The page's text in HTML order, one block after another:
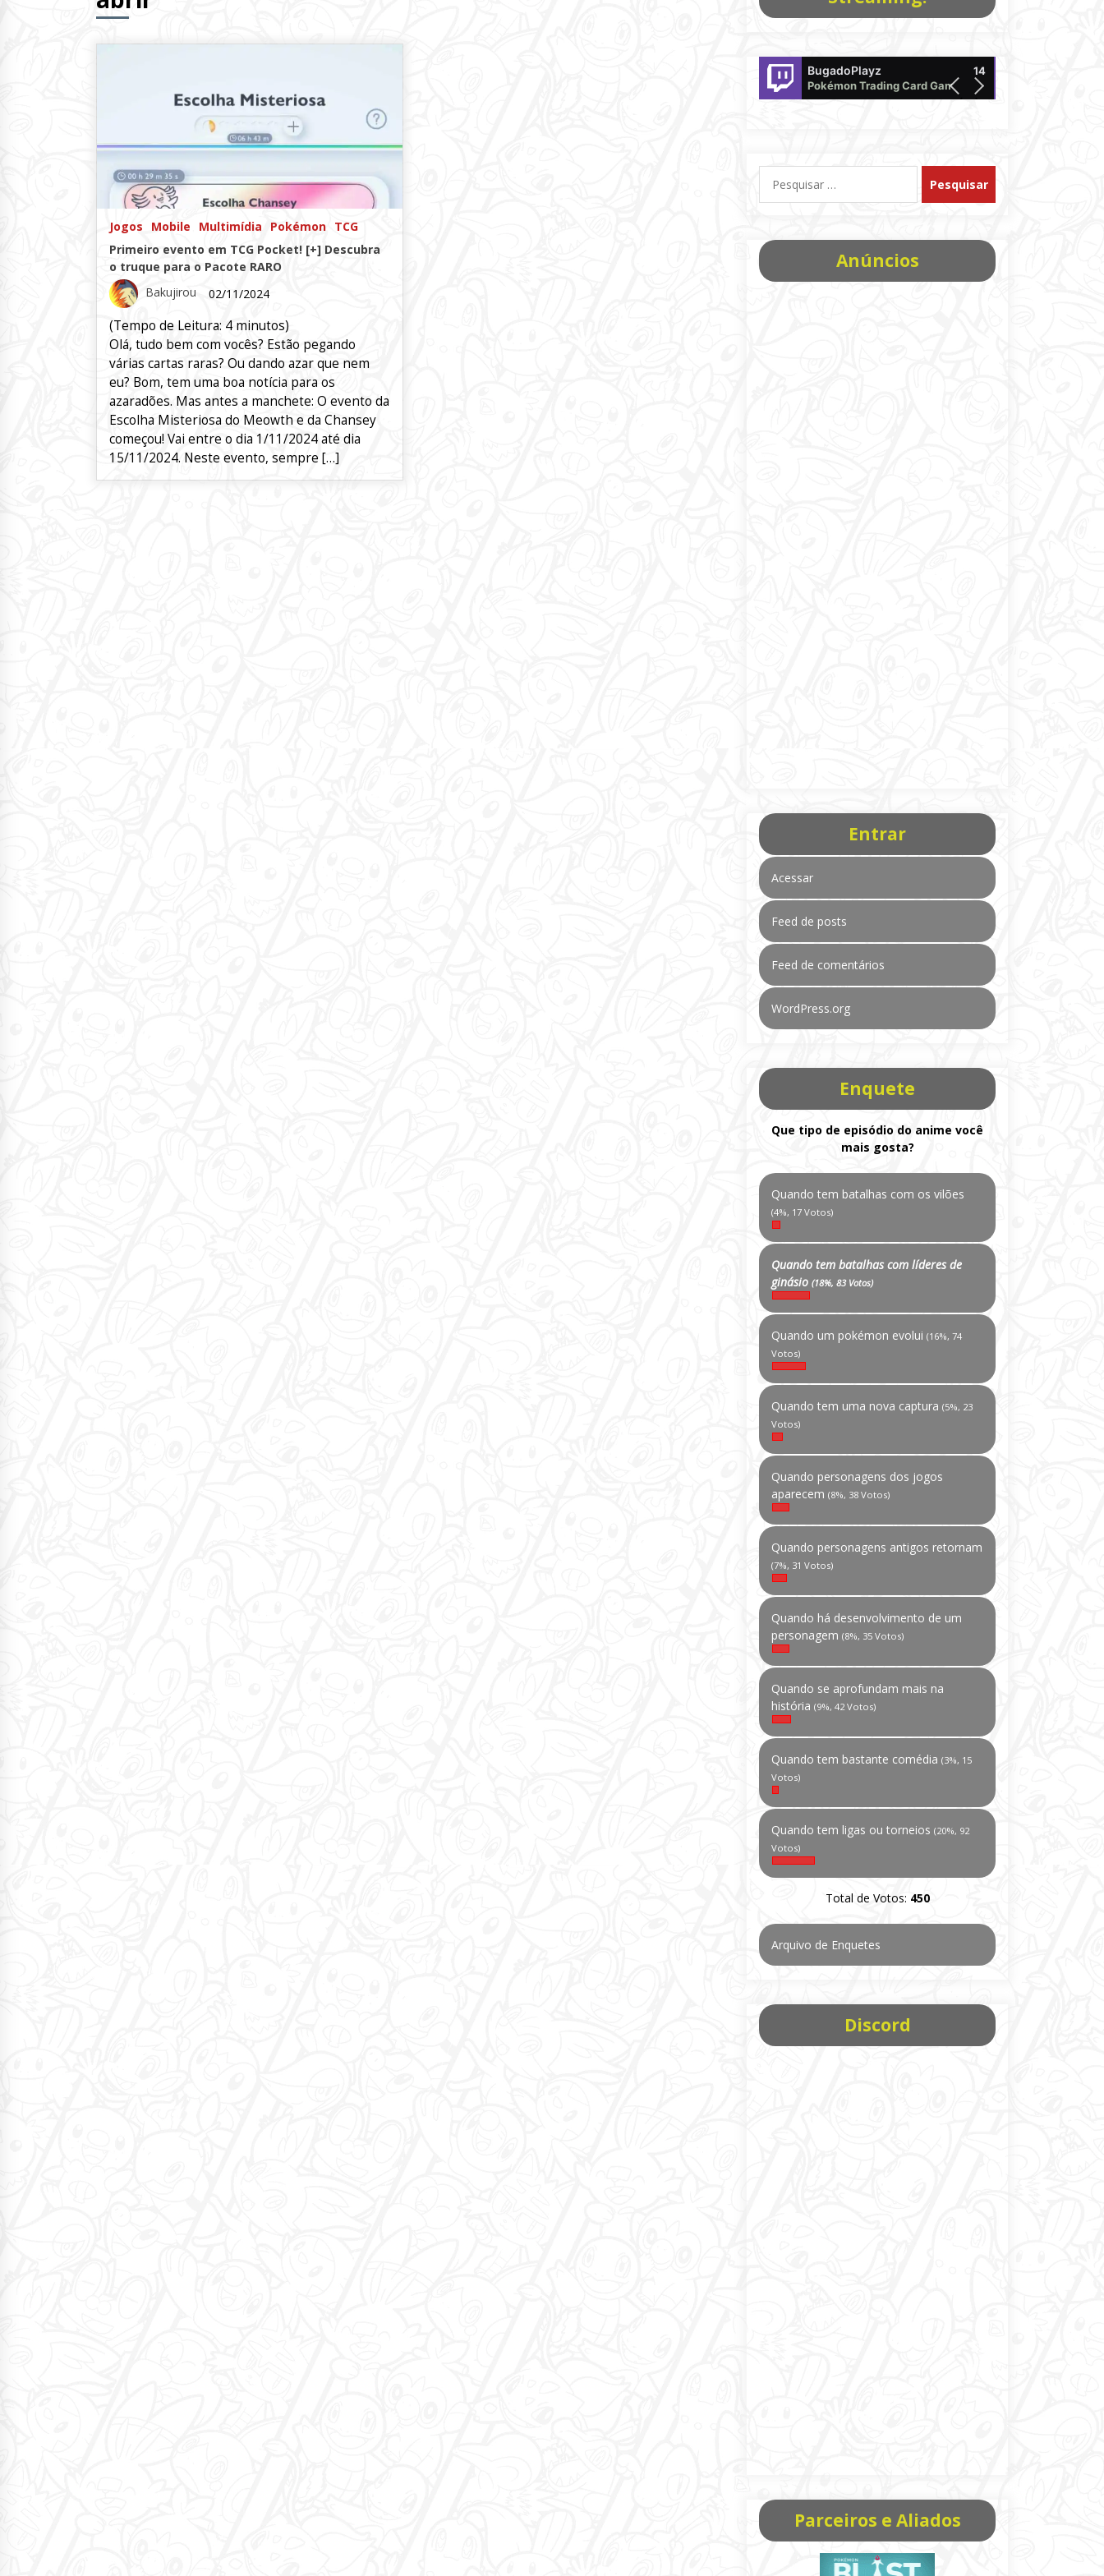
Jogos Mobile Multimídia Pokémon TCG
Primeiro evento em TCG Pocket! [+] Descubra
o truque para o Pacote RARO
Bakujirou
02/11/2024
(Tempo de Leitura: 4 minutos)
Olá, tudo bem com vocês? Estão pegando
várias cartas raras? Ou dando azar que nem
eu? Bom, tem uma boa notícia para os
azaradões. Mas antes a manchete: O evento da
Escolha Misteriosa do Meowth e da Chansey
começou! Vai entre o dia 1/11/2024 até dia
15/11/2024. Neste evento, sempre […]
BugadoPlayz
Pokémon Trading Card Game
14
por:
Anúncios
Entrar
Acessar
Feed de posts
Feed de comentários
WordPress.org
Enquete
Que tipo de episódio do anime você
mais gosta?
Quando tem batalhas com os vilões
(4%, 17 Votos)
Quando tem batalhas com líderes de
ginásio (18%, 83 Votos)
Quando um pokémon evolui (16%, 74
Votos)
Quando tem uma nova captura (5%, 23
Votos)
Quando personagens dos jogos
aparecem (8%, 38 Votos)
Quando personagens antigos retornam
(7%, 31 Votos)
Quando há desenvolvimento de um
personagem (8%, 35 Votos)
Quando se aprofundam mais na
história (9%, 42 Votos)
Quando tem bastante comédia (3%, 15
Votos)
Quando tem ligas ou torneios (20%, 92
Votos)
Total de Votos: 450
Arquivo de Enquetes
Discord
Parceiros e Aliados